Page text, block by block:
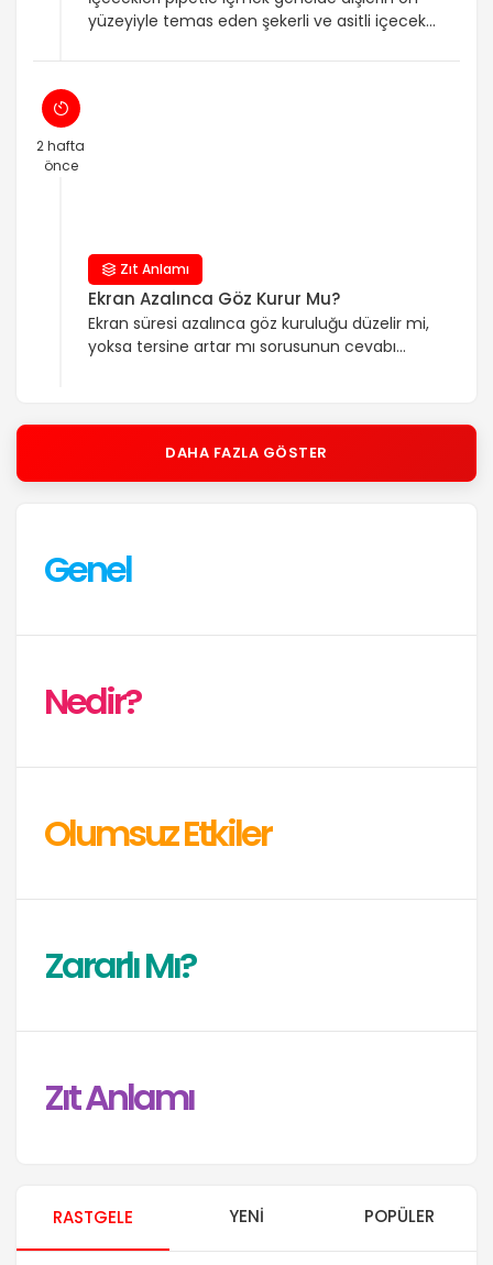
yüzeyiyle temas eden şekerli ve asitli içecek
daha az zararlı olabilir. Yine de “tam koruma”
2 hafta
önce
Zıt Anlamı
Ekran Azalınca Göz Kurur Mu?
Ekran süresi azalınca göz kuruluğu düzelir mi,
yoksa tersine artar mı sorusunun cevabı
genellikle hafifler. Buna karşın bazen tersine
artış görülebilir; zıt tetikleyici, ekranı bırakıp
DAHA FAZLA GÖSTER
Genel
Nedir?
Olumsuz Etkiler
Zararlı Mı?
Zıt Anlamı
RASTGELE YENI POPÜLER